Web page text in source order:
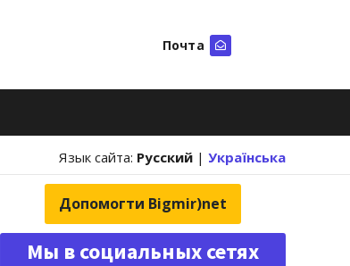
Почта
Язык сайта: Русский | Українська
Допомогти Bigmir)net
Мы в социальных сетях